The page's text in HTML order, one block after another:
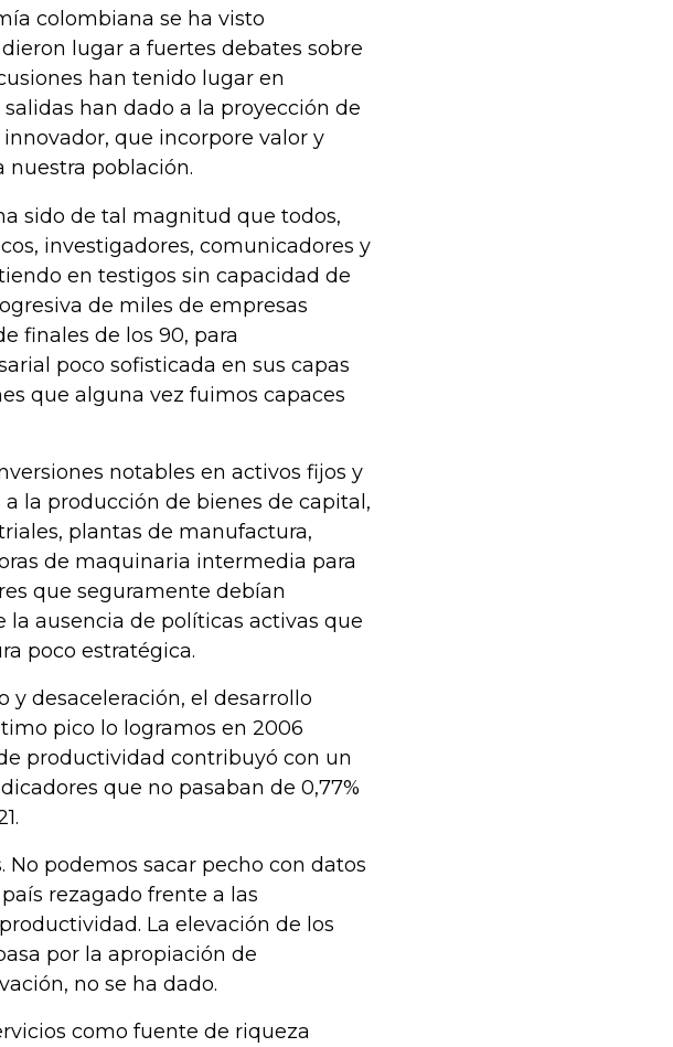
colombiana se ha visto
lugar a fuertes debates sobre
han tenido lugar en
han dado a la proyección de
que incorpore valor y
nuestra población.
sido de tal magnitud que todos,
investigadores, comunicadores y
en testigos sin capacidad de
de miles de empresas
finales de los 90, para
poco sofisticada en sus capas
que alguna vez fuimos capaces
notables en activos fijos y
la producción de bienes de capital,
plantas de manufactura,
de maquinaria intermedia para
que seguramente debían
ausencia de políticas activas que
poco estratégica.
y desaceleración, el desarrollo
pico lo logramos en 2006
productividad contribuyó con un
que no pasaban de 0,77%
No podemos sacar pecho con datos
rezagado frente a las
La elevación de los
por la apropiación de
no se ha dado.
como fuente de riqueza